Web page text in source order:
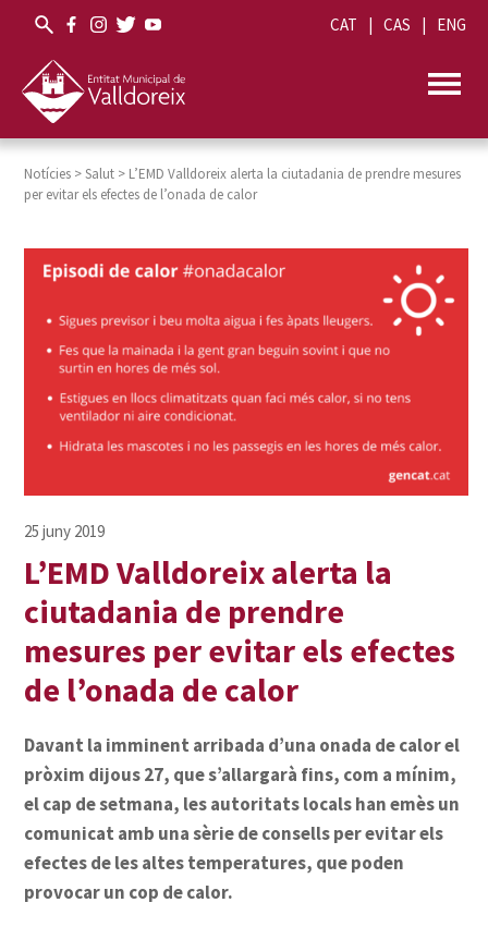
CAT CAS ENG
Notícies >Salut > L’EMD Valldoreix alerta la ciutadania de prendre mesures
per evitar els efectes de l’onada de calor
L’EMD Valldoreix alerta la
ciutadania de prendre
mesures per evitar els efectes
de l’onada de calor
Davant la imminent arribada d’una onada de calor el
pròxim dijous 27, que s’allargarà fins, com a mínim,
el cap de setmana, les autoritats locals han emès un
comunicat amb una sèrie de consells per evitar els
efectes de les altes temperatures, que poden
provocar un cop de calor.